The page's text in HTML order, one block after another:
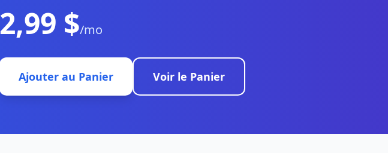
2,99 $/mo
Ajouter au Panier Voir le Panier